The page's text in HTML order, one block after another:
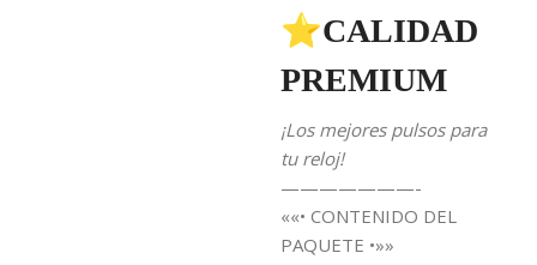
⭐CALIDAD
PREMIUM
¡Los mejores pulsos para
tu reloj!
———————-
««• CONTENIDO DEL
PAQUETE •»»